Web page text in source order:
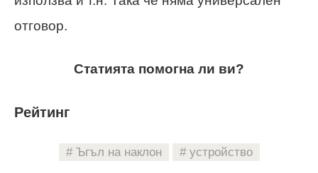
отговор.
Статията помогна ли ви?
Рейтинг
Ъгъл на наклон устройство